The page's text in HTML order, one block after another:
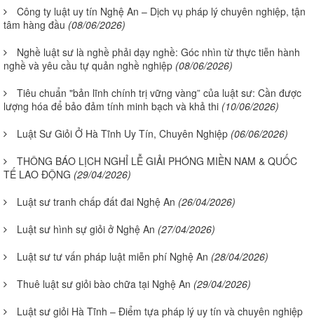
Công ty luật uy tín Nghệ An – Dịch vụ pháp lý chuyên nghiệp, tận
tâm hàng đầu (08/06/2026)
Nghề luật sư là nghề phải dạy nghề: Góc nhìn từ thực tiễn hành
nghề và yêu cầu tự quản nghề nghiệp (08/06/2026)
Tiêu chuẩn "bản lĩnh chính trị vững vàng” của luật sư: Cần được
lượng hóa để bảo đảm tính minh bạch và khả thi (10/06/2026)
Luật Sư Giỏi Ở Hà Tĩnh Uy Tín, Chuyên Nghiệp (06/06/2026)
THÔNG BÁO LỊCH NGHỈ LỄ GIẢI PHÓNG MIỀN NAM & QUỐC
TẾ LAO ĐỘNG (29/04/2026)
Luật sư tranh chấp đất đai Nghệ An (26/04/2026)
Luật sư hình sự giỏi ở Nghệ An (27/04/2026)
Luật sư tư vấn pháp luật miễn phí Nghệ An (28/04/2026)
Thuê luật sư giỏi bào chữa tại Nghệ An (29/04/2026)
Luật sư giỏi Hà Tĩnh – Điểm tựa pháp lý uy tín và chuyên nghiệp